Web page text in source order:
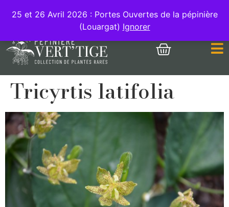
MON COMPTE
Tricyrtis latifolia
25 et 26 Avril 2026 : Portes Ouvertes de la pépinière
(Louargat) Ignorer